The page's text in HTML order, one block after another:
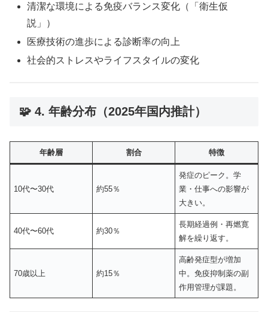
清潔な環境による免疫バランス変化（「衛生仮
説」）
医療技術の進歩による診断率の向上
社会的ストレスやライフスタイルの変化
🧩 4. 年齢分布（2025年国内推計）
年齢層 割合 特徴
10代〜30代 約55％
発症のピーク。学
業・仕事への影響が
大きい。
40代〜60代 約30％
長期経過例・再燃寛
解を繰り返す。
70歳以上 約15％
高齢発症型が増加
中。免疫抑制薬の副
作用管理が課題。